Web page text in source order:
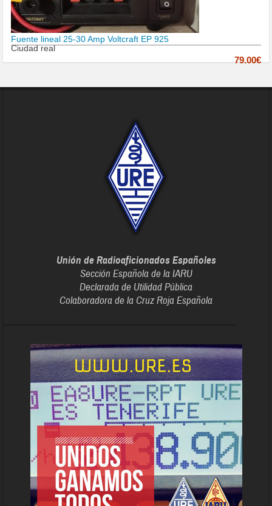
Fuente lineal 25-30 Amp Voltcraft EP 925
Ciudad real
79.00€
Unión de Radioaficionados Españoles
Sección Española de la IARU
Declarada de Utilidad Pública
Colaboradora de la Cruz Roja Española